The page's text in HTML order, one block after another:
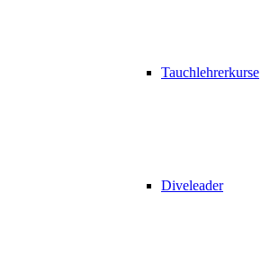
Tauchlehrerkurse
Diveleader